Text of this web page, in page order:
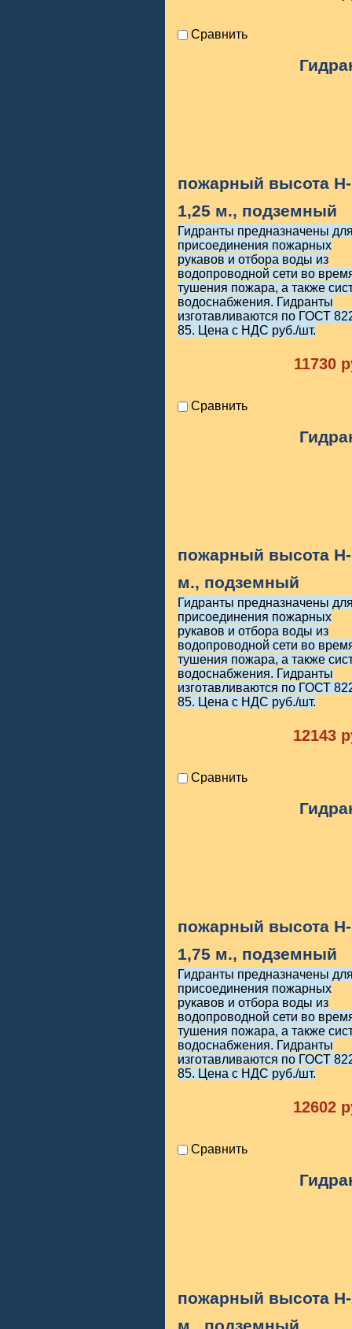
Сравнить
пожарный высота H-
1,25 м., подземный
Гидранты предназначены
присоединения пожарных
рукавов и отбора воды из
водопроводной сети во
тушения пожара, а также
водоснабжения. Гидранты
изготавливаются по ГОСТ
85. Цена с НДС руб./шт.
11730
Сравнить
пожарный высота
м., подземный
Гидранты предназначены
присоединения пожарных
рукавов и отбора воды из
водопроводной сети во
тушения пожара, а также
водоснабжения. Гидранты
изготавливаются по ГОСТ
85. Цена с НДС руб./шт.
12143
Сравнить
пожарный высота H-
1,75 м., подземный
Гидранты предназначены
присоединения пожарных
рукавов и отбора воды из
водопроводной сети во
тушения пожара, а также
водоснабжения. Гидранты
изготавливаются по ГОСТ
85. Цена с НДС руб./шт.
12602
Сравнить
пожарный высота